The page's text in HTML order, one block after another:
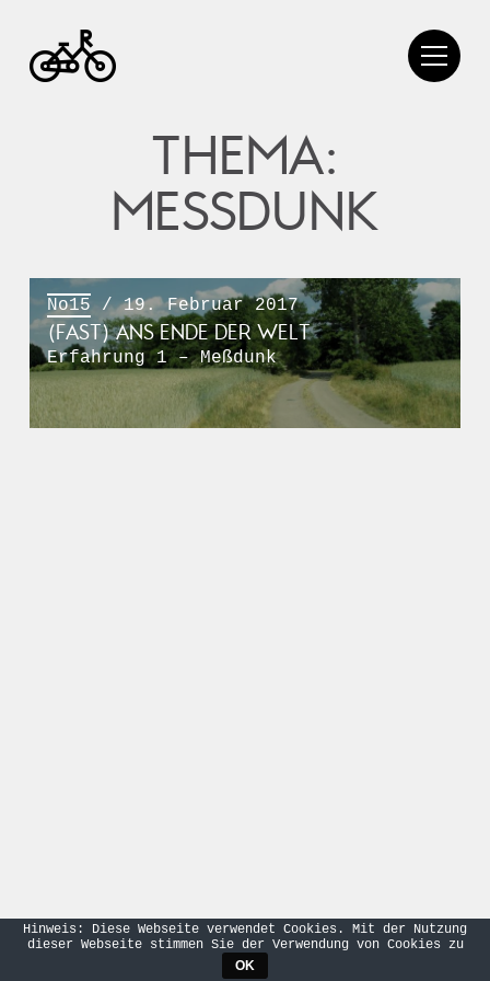
THEMA:
MESSDUNK
No15/ 19. Februar 2017
(FAST) ANS ENDE DER WELT
Erfahrung 1 – Meßdunk
Hinweis: Diese Webseite verwendet Cookies. Mit der Nutzung
dieser Webseite stimmen Sie der Verwendung von Cookies zu
OK